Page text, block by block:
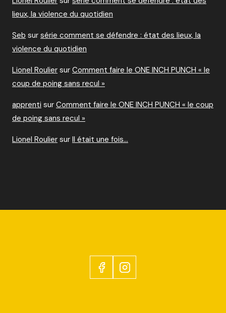
lieux, la violence du quotidien
Seb sur série comment se défendre : état des lieux, la
violence du quotidien
Lionel Roulier sur Comment faire le ONE INCH PUNCH « le
coup de poing sans recul »
apprenti sur Comment faire le ONE INCH PUNCH « le coup
de poing sans recul »
Lionel Roulier sur Il était une fois…